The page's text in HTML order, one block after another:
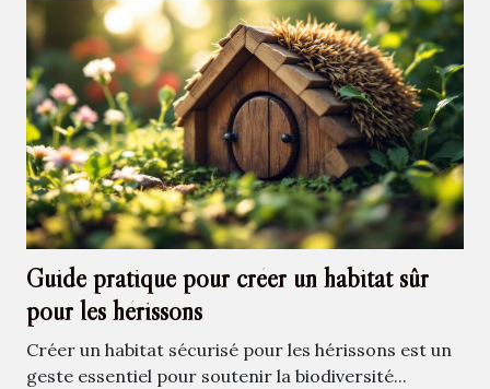
Guide pratique pour créer un habitat sûr
pour les hérissons
Créer un habitat sécurisé pour les hérissons est un
geste essentiel pour soutenir la biodiversité...